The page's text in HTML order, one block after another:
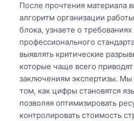
После прочтения материала
алгоритм организации
блока, узнаете о требованиях
профессионального
выявлять критические
которые чаще всего
заключениям экспертизы. Мы
том, как цифры становятся
позволяя оптимизировать
контролировать стоимость